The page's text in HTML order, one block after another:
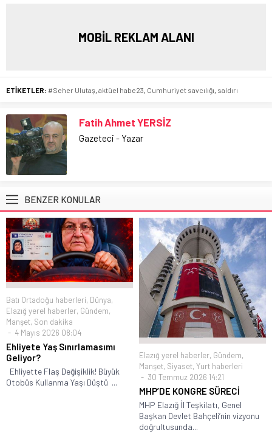
MOBİL REKLAM ALANI
ETİKETLER: #Seher Ulutaş, aktüel habe23, Cumhuriyet savcılığı, saldırı
Fatih Ahmet YERSİZ
Gazeteci - Yazar
BENZER KONULAR
Batı Ortadoğu haberleri, Dünya,
Elazığ yerel haberler, Gündem,
Manşet, Son dakika
4 Mayıs 2026 08:04
Ehliyete Yaş Sınırlamasımı
Geliyor?
Ehliyette Flaş Değişiklik! Büyük
Otobüs Kullanma Yaşı Düştü ...
Elazığ yerel haberler, Gündem,
Manşet, Siyaset, Yurt haberleri
30 Temmuz 2026 14:21
MHP’DE KONGRE SÜRECİ
MHP Elazığ İl Teşkilatı, Genel
Başkan Devlet Bahçeli’nin vizyonu
doğrultusunda...